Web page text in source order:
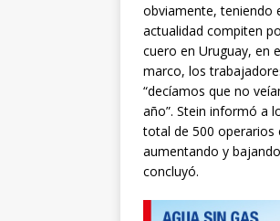
obviamente, teniendo
actualidad compiten
cuero en Uruguay, en
marco, los
“decíamos que no
año”. Stein informó a
total de 500 operarios
aumentando y
concluyó.